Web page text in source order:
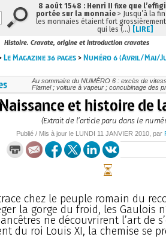
Histoire. Cravate, origine et introduction cravates
Le Magazine 36 pages >Numéro 6 (Avril/Mai/
Au sommaire du NUMÉRO 6 : excès de
Flamel ; voiture à vapeur ; concubinage des
Naissance et histoire de
(Extrait de l’article paru dans le
Publié / Mis à jour le LUNDI 11 JANVIER 2010 , par
chez le peuple romain du
la gorge du froid, les Gaulois
ne découvrirent l’art de
du roi Louis XI, la chemise se
8 août 1548 : Henri II fixe que
portée sur la monnaie > Jusqu’à la
les monnaies étaient fort
qui les (…) [LIRE]